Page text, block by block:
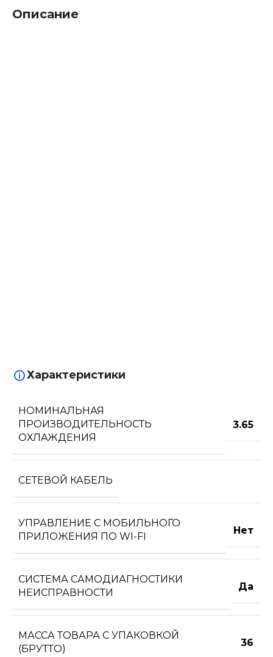
Описание
Характеристики
НОМИНАЛЬНАЯ
ПРОИЗВОДИТЕЛЬНОСТЬ
ОХЛАЖДЕНИЯ
3.65
СЕТЕВОЙ КАБЕЛЬ
УПРАВЛЕНИЕ C МОБИЛЬНОГО
ПРИЛОЖЕНИЯ ПО WI-FI
Нет
СИСТЕМА САМОДИАГНОСТИКИ
НЕИСПРАВНОСТИ
Да
МАССА ТОВАРА С УПАКОВКОЙ
(БРУТТО)
36